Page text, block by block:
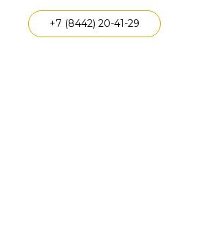
+7 (8442) 20-41-29